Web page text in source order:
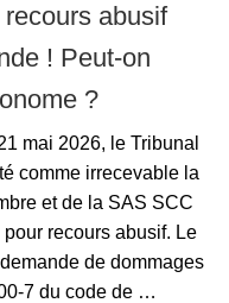
abusif
! Peut-on
?
mai 2026, le Tribunal
comme irrecevable la
et de la SAS SCC
pour recours abusif. Le
de dommages
7 du code de …